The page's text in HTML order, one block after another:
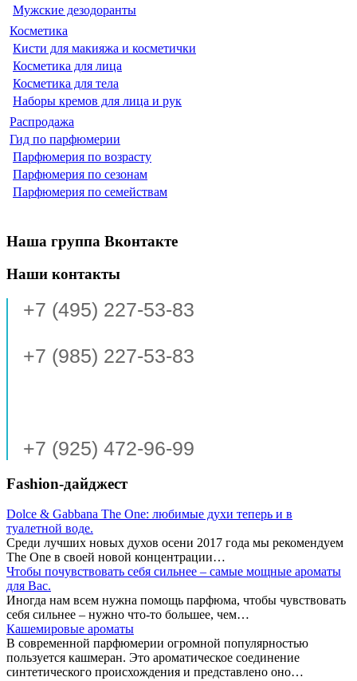
Мужские дезодоранты
Косметика
Кисти для макияжа и косметички
Косметика для лица
Косметика для тела
Наборы кремов для лица и рук
Распродажа
Гид по парфюмерии
Парфюмерия по возрасту
Парфюмерия по сезонам
Парфюмерия по семействам
Наша группа Вконтакте
Наши контакты
+7 (495) 227-53-83
+7 (985) 227-53-83
+7 (925) 472-96-99
Fashion-дайджест
Dolce & Gabbana The One: любимые духи теперь и в
туалетной воде.
Среди лучших новых духов осени 2017 года мы рекомендуем
The One в своей новой концентрации…
Чтобы почувствовать себя сильнее – самые мощные ароматы
для Вас.
Иногда нам всем нужна помощь парфюма, чтобы чувствовать
себя сильнее – нужно что-то большее, чем…
Кашемировые ароматы
В современной парфюмерии огромной популярностью
пользуется кашмеран. Это ароматическое соединение
синтетического происхождения и представлено оно…